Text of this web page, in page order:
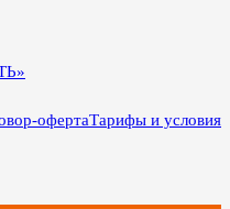
офертаТарифы и условия